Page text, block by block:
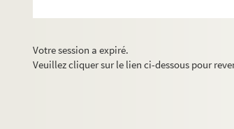
Votre session a expiré.
Veuillez cliquer sur le lien ci-dessous pour